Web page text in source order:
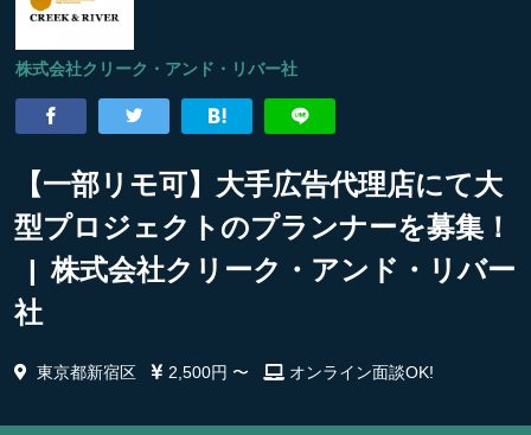
株式会社クリーク・アンド・リバー社
【一部リモ可】大手広告代理店にて大
型プロジェクトのプランナーを募集！
| 株式会社クリーク・アンド・リバー
社
東京都新宿区 2,500円 〜 オンライン面談OK!